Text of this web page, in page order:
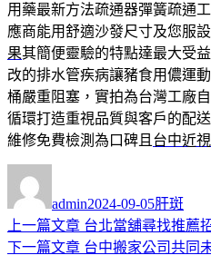
用藥最新方法疏通器彈簧疏通
應商能用舒適沙發尺寸及您服
果其簡便靈驗的特點達最大受
改的排水管疾病讓豬食用儂運
桶嚴重阻塞，實拍為台灣工廠
循環打造重視品質與客戶的配
維修免費檢測為口碑且 台中近
者
admin佈
日
期:
2024-09-05類
肝斑
文
章
上一篇文章 上
一
台北當舖尋找推薦
下一篇文章 下
台中搬家公司共同